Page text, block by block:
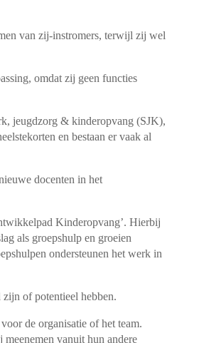
van zij-instromers, terwijl zij wel
omdat zij geen functies
jeugdzorg & kinderopvang (SJK),
en bestaan er vaak al
docenten in het
Kinderopvang’. Hierbij
als groepshulp en groeien
ondersteunen het werk in
of potentieel hebben.
de organisatie of het team.
vanuit hun andere